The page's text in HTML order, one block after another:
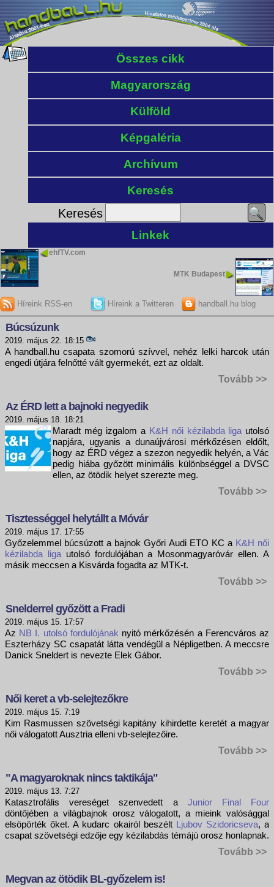
Összes cikk
Magyarország
Külföld
Képgaléria
Archívum
Keresés
Keresés
Linkek
ehfTV.com
MTK Budapest
Híreink RSS-en Híreink a Twitteren handball.hu blog
Búcsúzunk
2019. május 22. 18:15
A handball.hu csapata szomorú szívvel, nehéz lelki harcok után
engedi útjára felnőtté vált gyermekét, ezt az oldalt.
Tovább >>
Az ÉRD lett a bajnoki negyedik
2019. május 18. 18:21
Maradt még izgalom a K&H női kézilabda liga utolsó
napjára, ugyanis a dunaújvárosi mérkőzésen eldőlt,
hogy az ÉRD végez a szezon negyedik helyén, a Vác
pedig hiába győzött minimális különbséggel a DVSC
ellen, az ötödik helyet szerezte meg.
Tovább >>
Tisztességgel helytállt a Móvár
2019. május 17. 17:55
Győzelemmel búcsúzott a bajnok Győri Audi ETO KC a K&H női
kézilabda ligautolsó fordulójában a Mosonmagyaróvár ellen. A
másik meccsen a Kisvárda fogadta az MTK-t.
Tovább >>
Snelderrel győzött a Fradi
2019. május 15. 17:57
Az NB I. utolsó fordulójának nyitó mérkőzésén a Ferencváros az
Eszterházy SC csapatát látta vendégül a Népligetben. A meccsre
Danick Sneldert is nevezte Elek Gábor.
Tovább >>
Női keret a vb-selejtezőkre
2019. május 15. 7:19
Kim Rasmussen szövetségi kapitány kihirdette keretét a magyar
női válogatott Ausztria elleni vb-selejtezőire.
Tovább >>
"A magyaroknak nincs taktikája"
2019. május 13. 7:27
Katasztrofális vereséget szenvedett a Junior Final Four
döntőjében a világbajnok orosz válogatott, a mieink valósággal
elsöpörték őket. A kudarc okairól beszélt Ljubov Szidoricseva, a
csapat szövetségi edzője egy kézilabdás témájú orosz honlapnak.
Tovább >>
Megvan az ötödik BL-győzelem is!